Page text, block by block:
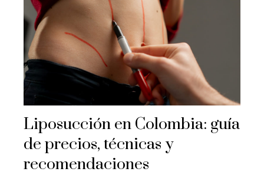
Liposucción en Colombia: guía
de precios, técnicas y
recomendaciones